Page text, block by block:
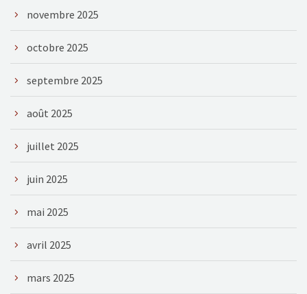
novembre 2025
octobre 2025
septembre 2025
août 2025
juillet 2025
juin 2025
mai 2025
avril 2025
mars 2025